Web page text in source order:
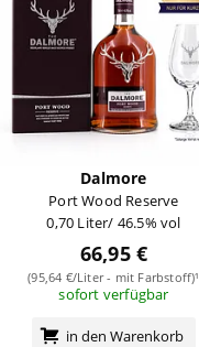
Dalmore
Port Wood Reserve
0,70 Liter/ 46.5% vol
66,95 €
(95,64 €/Liter - mit Farbstoff)¹
sofort verfügbar
in den Warenkorb